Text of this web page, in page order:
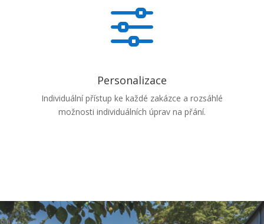
f
Personalizace
Individuální přístup ke každé zakázce a rozsáhlé
možnosti individuálních úprav na přání.